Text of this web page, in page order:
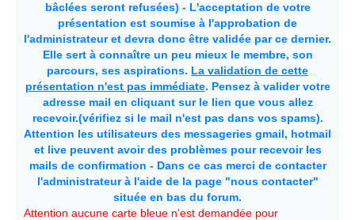
bâclées seront refusées) - L'acceptation de votre
présentation est soumise à l'approbation de
l'administrateur et devra donc être validée par ce dernier.
Elle sert à connaître un peu mieux le membre, son
parcours, ses aspirations. La validation de cette
présentation n'est pas immédiate. Pensez à valider votre
adresse mail en cliquant sur le lien que vous allez
recevoir.(vérifiez si le mail n'est pas dans vos spams).
Attention les utilisateurs des messageries gmail, hotmail
et live peuvent avoir des problèmes pour recevoir les
mails de confirmation - Dans ce cas merci de contacter
l'administrateur à l'aide de la page "nous contacter"
située en bas du forum.
Attention aucune carte bleue n'est demandée pour